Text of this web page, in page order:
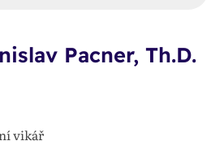
Pacner, Th.D.
vikář